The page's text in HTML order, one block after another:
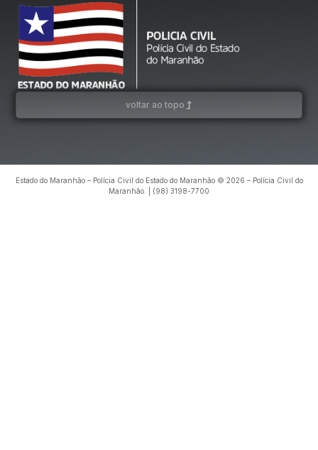
voltar ao topo
Estado do Maranhão – Polícia Civil do Estado do Maranhão © 2026 – Polícia Civil do
Maranhão. | (98) 3198-7700